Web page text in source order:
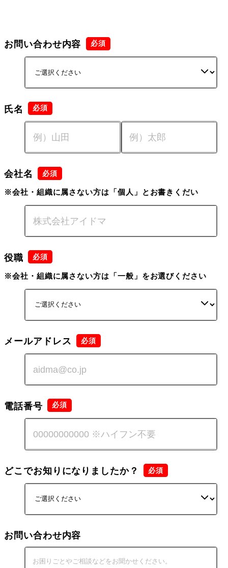
お問い合わせ内容
氏名
会社名
※会社・組織に属さない方は「個人」とお書きくだい
役職
※会社・組織に属さない方は「一般」をお選びください
メールアドレス
電話番号
どこでお知りになりましたか？
お問い合わせ内容